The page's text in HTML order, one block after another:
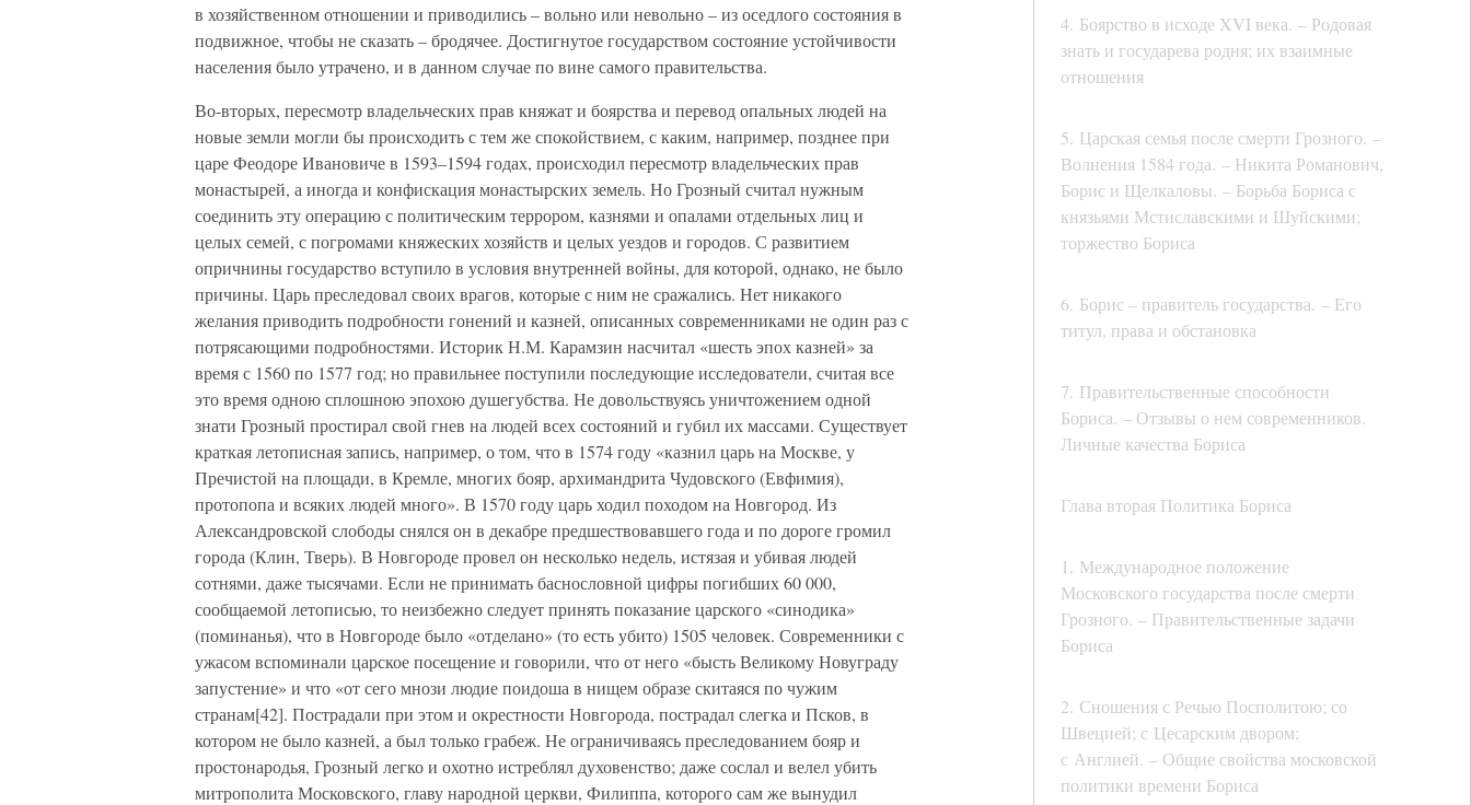
4. Боярство в исходе XVI века. – Родовая
знать и государева родня; их взаимные
отношения
5. Царская семья после смерти Грозного. –
Волнения 1584 года. – Никита Романович,
Борис и Щелкаловы. – Борьба Бориса с
князьями Мстиславскими и Шуйскими;
торжество Бориса
6. Борис – правитель государства. – Его
титул, права и обстановка
7. Правительственные способности
Бориса. – Отзывы о нем современников.
Личные качества Бориса
Глава вторая Политика Бориса
1. Международное положение
Московского государства после смерти
Грозного. – Правительственные задачи
Бориса
2. Сношения с Речью Посполитою; со
Швецией; с Цесарским двором;
с Англией. – Общие свойства московской
политики времени Бориса
в хозяйственном отношении и приводились – вольно или невольно – из оседлого состояния в
подвижное, чтобы не сказать – бродячее. Достигнутое государством состояние устойчивости
населения было утрачено, и в данном случае по вине самого правительства.
Во-вторых, пересмотр владельческих прав княжат и боярства и перевод опальных людей на
новые земли могли бы происходить с тем же спокойствием, с каким, например, позднее при
царе Феодоре Ивановиче в 1593–1594 годах, происходил пересмотр владельческих прав
монастырей, а иногда и конфискация монастырских земель. Но Грозный считал нужным
соединить эту операцию с политическим террором, казнями и опалами отдельных лиц и
целых семей, с погромами княжеских хозяйств и целых уездов и городов. С развитием
опричнины государство вступило в условия внутренней войны, для которой, однако, не было
причины. Царь преследовал своих врагов, которые с ним не сражались. Нет никакого
желания приводить подробности гонений и казней, описанных современниками не один раз с
потрясающими подробностями. Историк Н.М. Карамзин насчитал «шесть эпох казней» за
время с 1560 по 1577 год; но правильнее поступили последующие исследователи, считая все
это время одною сплошною эпохою душегубства. Не довольствуясь уничтожением одной
знати Грозный простирал свой гнев на людей всех состояний и губил их массами. Существует
краткая летописная запись, например, о том, что в 1574 году «казнил царь на Москве, у
Пречистой на площади, в Кремле, многих бояр, архимандрита Чудовского (Евфимия),
протопопа и всяких людей много». В 1570 году царь ходил походом на Новгород. Из
Александровской слободы снялся он в декабре предшествовавшего года и по дороге громил
города (Клин, Тверь). В Новгороде провел он несколько недель, истязая и убивая людей
сотнями, даже тысячами. Если не принимать баснословной цифры погибших 60 000,
сообщаемой летописью, то неизбежно следует принять показание царского «синодика»
(поминанья), что в Новгороде было «отделано» (то есть убито) 1505 человек. Современники с
ужасом вспоминали царское посещение и говорили, что от него «бысть Великому Новуграду
запустение» и что «от сего мнози людие поидоша в нищем образе скитаяся по чужим
странам[42]. Пострадали при этом и окрестности Новгорода, пострадал слегка и Псков, в
котором не было казней, а был только грабеж. Не ограничиваясь преследованием бояр и
простонародья, Грозный легко и охотно истреблял духовенство; даже сослал и велел убить
митрополита Московского, главу народной церкви, Филиппа, которого сам же вынудил